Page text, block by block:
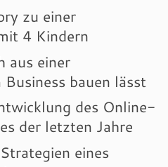
zu einer
4 Kindern
aus einer
bauen lässt
des Online-
der letzten Jahre
eines